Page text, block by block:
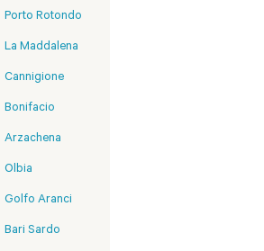
Porto Rotondo
La Maddalena
Cannigione
Bonifacio
Arzachena
Olbia
Golfo Aranci
Bari Sardo